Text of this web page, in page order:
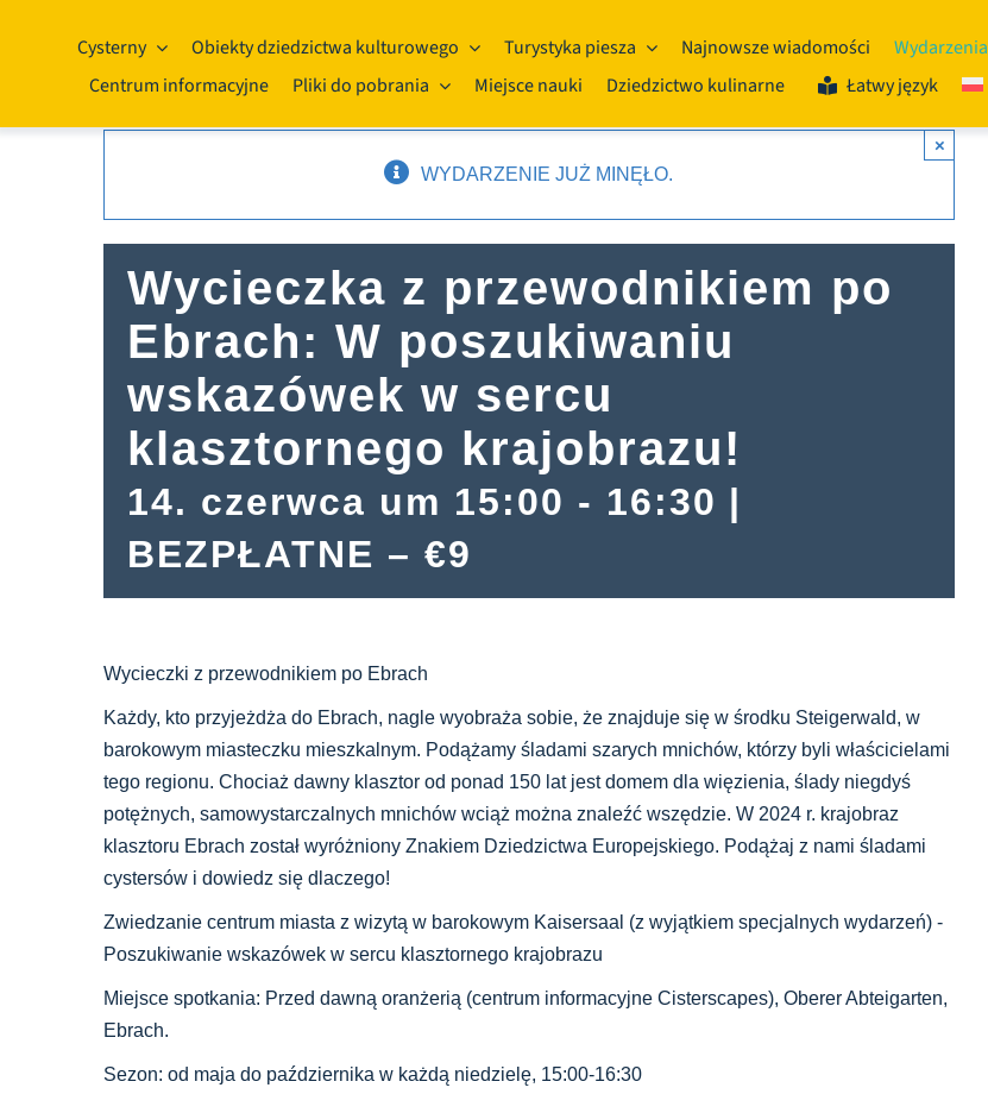
Cysterny Obiekty dziedzictwa kulturowego Turystyka piesza Najnowsze wiadomości
Wydarzenia
Centrum informacyjne
Pliki do pobrania Miejsce nauki Dziedzictwo kulinarne Łatwy język
WYDARZENIE JUŻ MINĘŁO.
×
Wycieczka z przewodnikiem po
Ebrach: W poszukiwaniu
wskazówek w sercu
klasztornego krajobrazu!
14. czerwca um 15:00 - 16:30 |
BEZPŁATNE – €9
Wycieczki z przewodnikiem po Ebrach
Każdy, kto przyjeżdża do Ebrach, nagle wyobraża sobie, że znajduje się w środku Steigerwald, w
barokowym miasteczku mieszkalnym. Podążamy śladami szarych mnichów, którzy byli właścicielami
tego regionu. Chociaż dawny klasztor od ponad 150 lat jest domem dla więzienia, ślady niegdyś
potężnych, samowystarczalnych mnichów wciąż można znaleźć wszędzie. W 2024 r. krajobraz
klasztoru Ebrach został wyróżniony Znakiem Dziedzictwa Europejskiego. Podążaj z nami śladami
cystersów i dowiedz się dlaczego!
Zwiedzanie centrum miasta z wizytą w barokowym Kaisersaal (z wyjątkiem specjalnych wydarzeń) -
Poszukiwanie wskazówek w sercu klasztornego krajobrazu
Miejsce spotkania: Przed dawną oranżerią (centrum informacyjne Cisterscapes), Oberer Abteigarten,
Ebrach.
Sezon: od maja do października w każdą niedzielę, 15:00-16:30